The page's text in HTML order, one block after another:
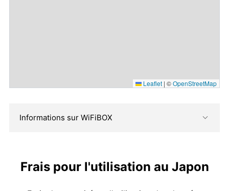
Leaflet | ©OpenStreetMap
Informations sur WiFiBOX
Frais pour l'utilisation au Japon